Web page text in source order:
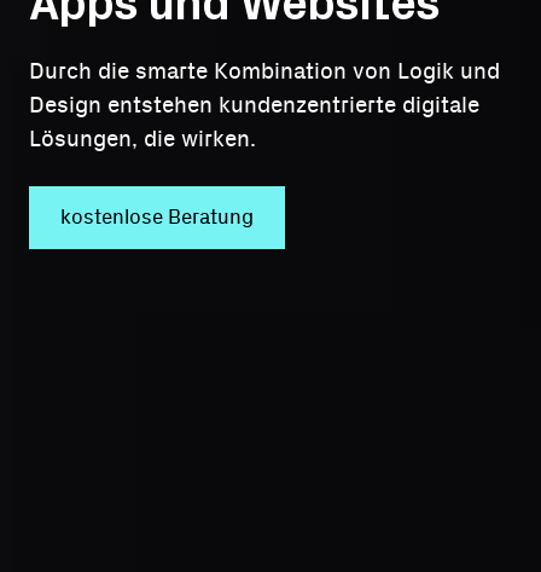
Durch die smarte Kombination von Logik und
Design entstehen kundenzentrierte digitale
Lösungen, die wirken.
kostenlose Beratung